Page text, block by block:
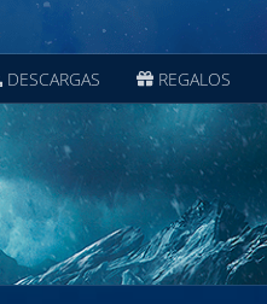
DESCARGAS REGALOS